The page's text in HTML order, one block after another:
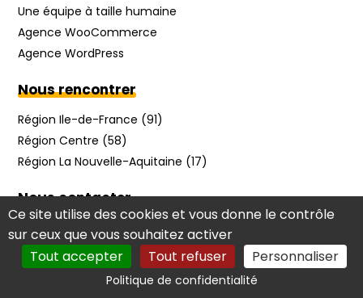
09 70 70 49 06 AUDIT GRATUIT
Une équipe à taille humaine
Agence WooCommerce
Agence WordPress
Nous rencontrer
Région Ile-de-France (91)
Région Centre (58)
Région La Nouvelle-Aquitaine (17)
Nous contacter
Par mail
09 70 70 49 06
Ce site utilise des cookies et vous donne le contrôle
sur ceux que vous souhaitez activer
Tout accepter
Tout refuser Personnaliser
Politique de confidentialité